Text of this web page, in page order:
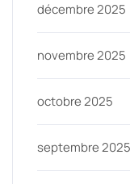
décembre 2025
novembre 2025
octobre 2025
septembre 2025